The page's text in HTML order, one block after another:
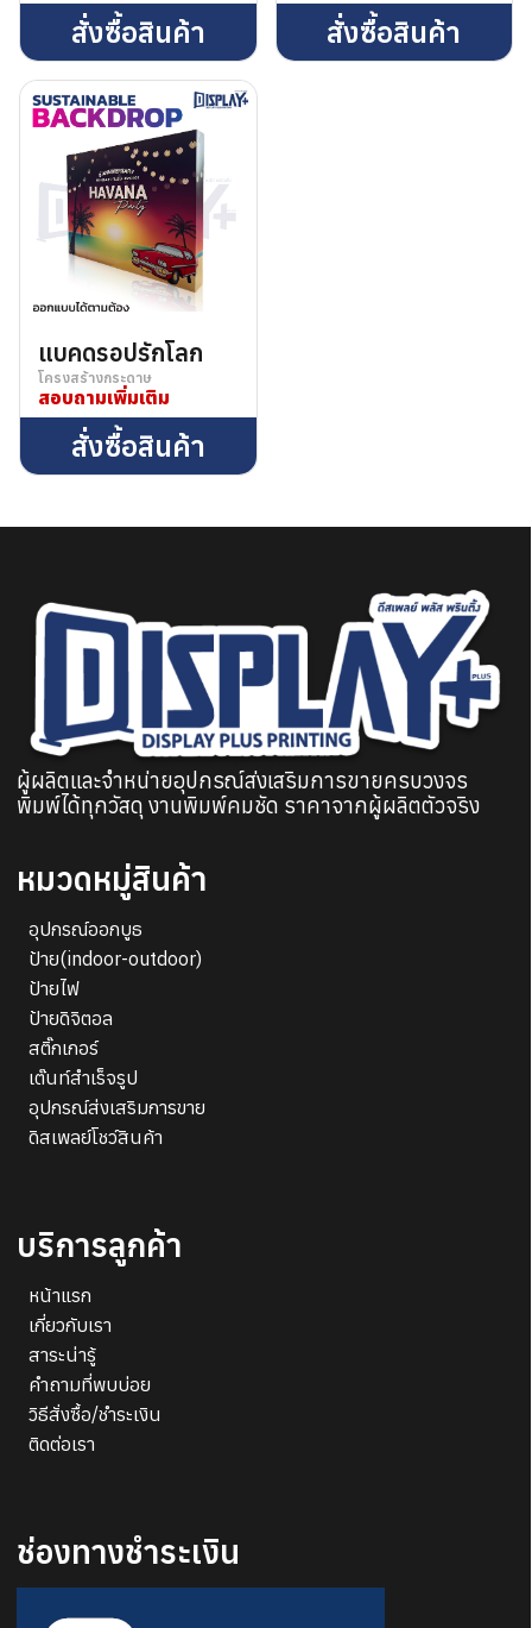
ค้นหา
สำหรับ:
สั่งซื้อสินค้า สั่งซื้อสินค้า
แบคดรอปรักโลก
โครงสร้างกระดาษ
สอบถามเพิ่มเติม
สั่งซื้อสินค้า
ผู้ผลิตและจำหน่ายอุปกรณ์ส่งเสริมการขายครบวงจร
พิมพ์ได้ทุกวัสดุ งานพิมพ์คมชัด ราคาจากผู้ผลิตตัวจริง
หมวดหมู่สินค้า
อุปกรณ์ออกบูธ
ป้าย(indoor-outdoor)
ป้ายไฟ
ป้ายดิจิตอล
สติ๊กเกอร์
เต๊นท์สำเร็จรูป
อุปกรณ์ส่งเสริมการขาย
ดิสเพลย์โชว์สินค้า
บริการลูกค้า
หน้าแรก
เกี่ยวกับเรา
สาระน่ารู้
คำถามที่พบบ่อย
วิธีสั่งซื้อ/ชำระเงิน
ติดต่อเรา
ช่องทางชำระเงิน
บันทึกการใช้งานของฉัน